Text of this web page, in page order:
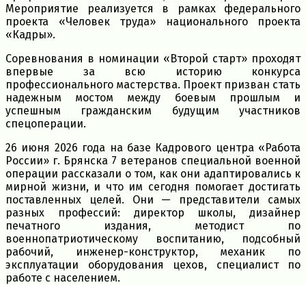
Мероприятие реализуется в рамках федерального
проекта «Человек труда» национального проекта
«Кадры».
Соревнования в номинации «Второй старт» проходят
впервые за всю историю конкурса
профессионального мастерства. Проект призван стать
надежным мостом между боевым прошлым и
успешным гражданским будущим участников
спецоперации.
26 июня 2026 года на базе Кадрового центра «Работа
России» г. Брянска 7 ветеранов специальной военной
операции рассказали о том, как они адаптировались к
мирной жизни, и что им сегодня помогает достигать
поставленных целей. Они — представители самых
разных профессий: директор школы, дизайнер
печатного издания, методист по
военнопатриотическому воспитанию, подсобный
рабочий, инженер-конструктор, механик по
эксплуатации оборудования цехов, специалист по
работе с населением.